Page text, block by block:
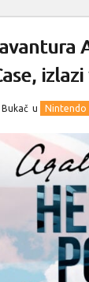
u Nintendo